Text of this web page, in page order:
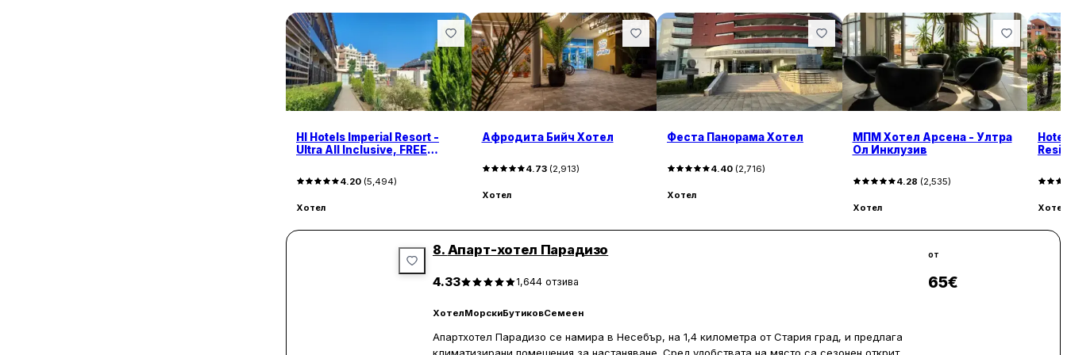
HI Hotels Imperial Resort -
Ultra All Inclusive, FREE
4.20 (5,494)
Хотел
Афродита Бийч Хотел
4.73(2,913)
Хотел
Феста Панорама Хотел
4.40 (2,716)
Хотел
МПМ Хотел Арсена - Ултра
Ол Инклузив
4.28 (2,535)
Хотел Хотел
8. Апарт-хотел Парадизо
4.33 1,644 отзива
ХотелМорскиБутиковСемеен
Апартхотел Парадизо се намира в Несебър, на 1,4 километра от Стария град, и предлага
от
65€